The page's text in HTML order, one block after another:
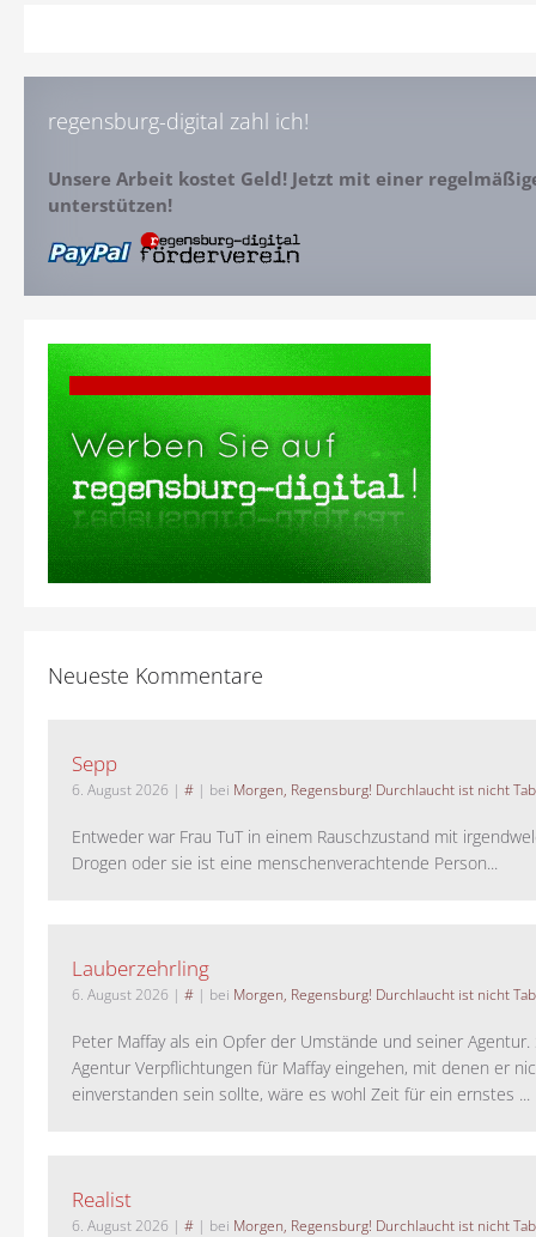
regensburg-digital zahl ich!
Unsere Arbeit kostet Geld! Jetzt mit einer
unterstützen!
Neueste Kommentare
Sepp
6. August 2026 | # | bei Morgen, Regensburg! Durchlaucht ist nicht
Entweder war Frau TuT in einem Rauschzustand mit
Drogen oder sie ist eine menschenverachtende Person...
Lauberzehrling
6. August 2026 | # | bei Morgen, Regensburg! Durchlaucht ist nicht
Peter Maffay als ein Opfer der Umstände und seiner Agentur.
Agentur Verpflichtungen für Maffay eingehen, mit denen er
einverstanden sein sollte, wäre es wohl Zeit für ein ernstes ...
Realist
6. August 2026 | # | bei Morgen, Regensburg! Durchlaucht ist nicht